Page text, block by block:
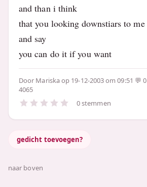
and than i think
that you looking downstiars to me
and say
you can do it if you want
Door Mariskaop 19-12-2003 om 09:51
0
4065
0 stemmen
gedicht toevoegen?
naar boven